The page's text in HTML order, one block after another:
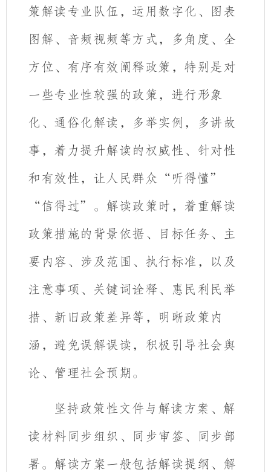
策解读专业队伍，运用数字化、图表
图解、音频视频等方式，
多角度、全
方位、有序有效阐释政策，特别是对
一些专业性较强的政策，进行形象
化、通俗化解读，多举实例，多讲故
事， 着力提升解读的权威性、针对性
和有效性，让人民群众“听得懂”
“信得过”。 解读政策时，着重解读
政策措施的背景依据、目标任务、主
要内容、涉及范围、执行标准，以及
注意事项、关键词诠释、惠民利民举
措、新旧政策差异等，明晰政策内
涵，避免误解误读，积极引导社会舆
论、管理社会预期。
坚持政策性文件与解读方案、解
读材料同步组织、同步审签、同步部
署。 解读方案一般包括解读提纲、解